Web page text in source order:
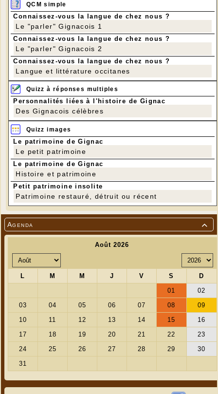

Agenda
Tarifs 2018:
Entrée adulte: 6€
Entrée enfant (- de 18 ans): 3€
Titulaire de la carte de soutien: 4€(toutes les infos sur la carte
de soutien à CinéLot )
QCM simple
Connaissez-vous la langue de chez nous ?
Le "parler" Gignacois 1
Connaissez-vous la langue de chez nous ?
Le "parler" Gignacois 2
Connaissez-vous la langue de chez nous ?
Langue et littérature occitanes
Quizz à réponses multiples
Personnalités liées à l'histoire de Gignac
Des Gignacois célèbres
Quizz images
Le patrimoine de Gignac
Le petit patrimoine
Le patrimoine de Gignac
Histoire et patrimoine
Petit patrimoine insolite
Patrimoine restauré, détruit ou récent